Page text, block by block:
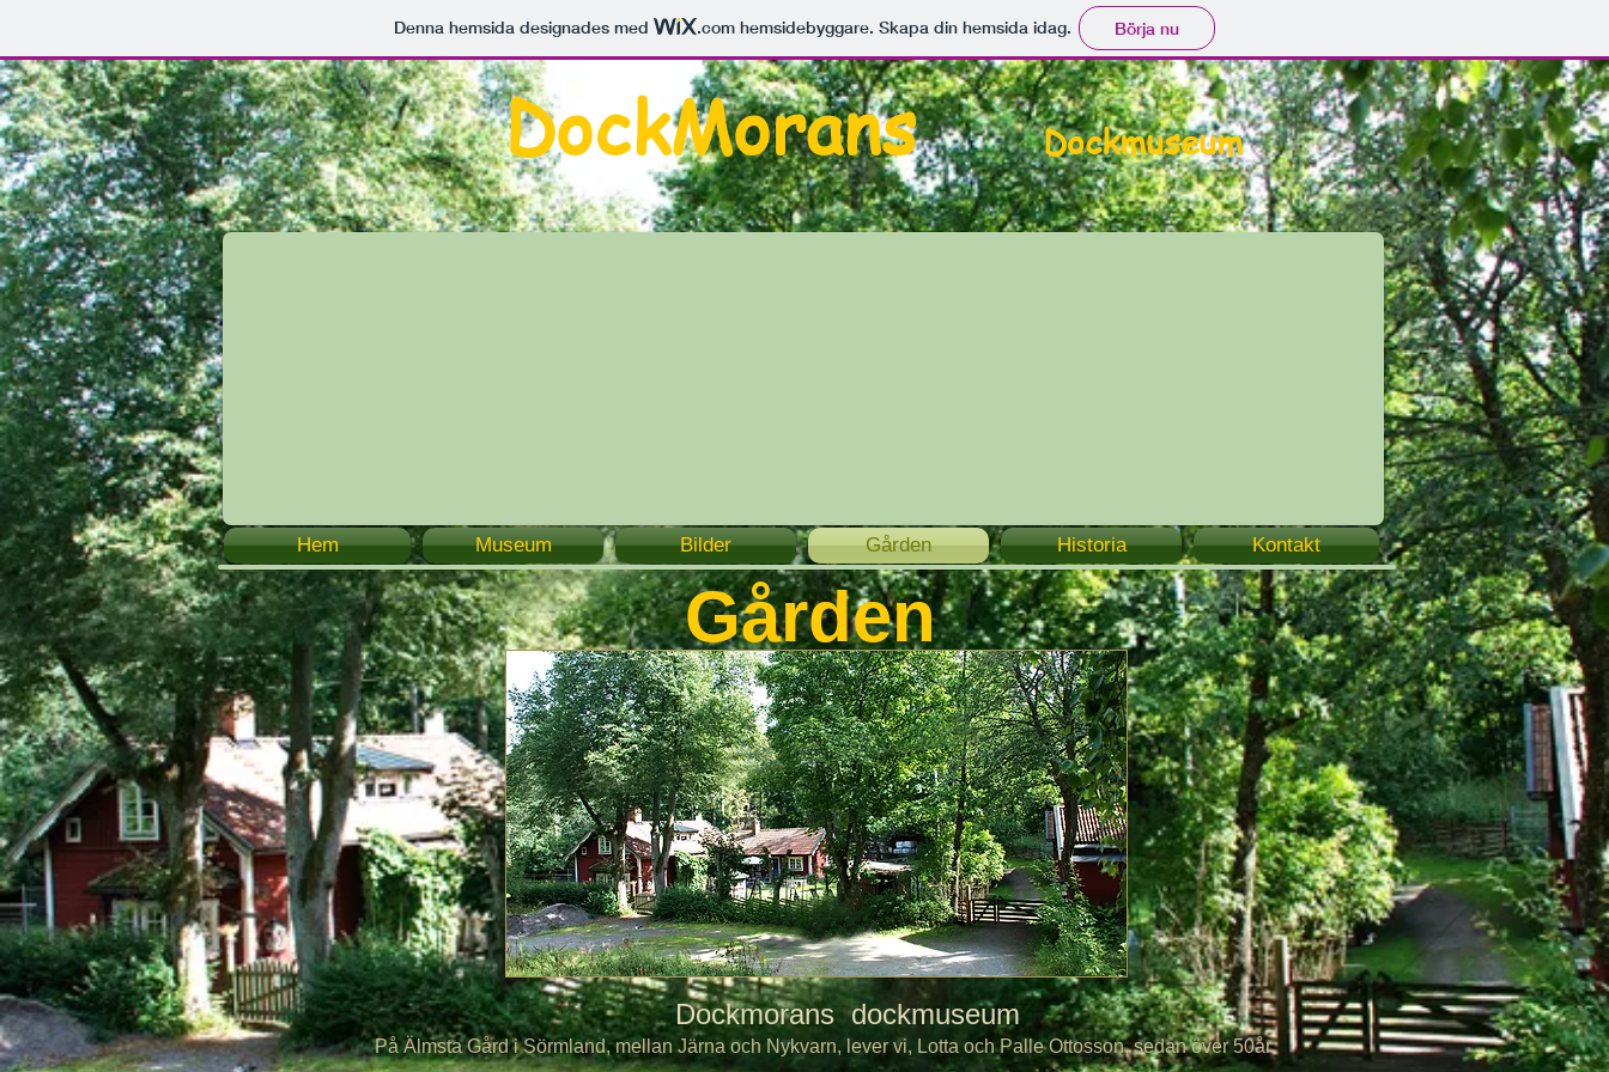
Denna hemsida designades med .com hemsidebyggare. Skapa din hemsida idag. Börja nu
DockMorans Dockmuseum
Hem Museum Bilder Gården Historia Kontakt
Gården
Dockmorans dockmuseum
På Älmsta Gård i Sörmland, mellan Järna och Nykvarn, lever vi, Lotta och Palle Ottosson, sedan över 50år.